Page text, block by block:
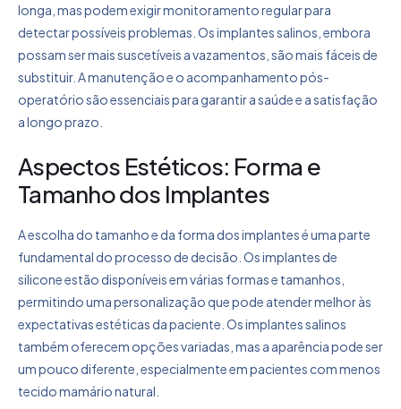
longa, mas podem exigir monitoramento regular para
detectar possíveis problemas. Os implantes salinos, embora
possam ser mais suscetíveis a vazamentos, são mais fáceis de
substituir. A manutenção e o acompanhamento pós-
operatório são essenciais para garantir a saúde e a satisfação
a longo prazo.
Aspectos Estéticos: Forma e
Tamanho dos Implantes
A escolha do tamanho e da forma dos implantes é uma parte
fundamental do processo de decisão. Os implantes de
silicone estão disponíveis em várias formas e tamanhos,
permitindo uma personalização que pode atender melhor às
expectativas estéticas da paciente. Os implantes salinos
também oferecem opções variadas, mas a aparência pode ser
um pouco diferente, especialmente em pacientes com menos
tecido mamário natural.